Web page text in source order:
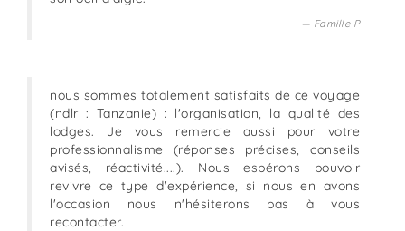
Famille P
nous sommes totalement satisfaits de ce voyage
(ndlr : Tanzanie) : l'organisation, la qualité des
lodges. Je vous remercie aussi pour votre
professionnalisme (réponses précises, conseils
avisés, réactivité....). Nous espérons pouvoir
revivre ce type d'expérience, si nous en avons
l'occasion nous n'hésiterons pas à vous
recontacter.